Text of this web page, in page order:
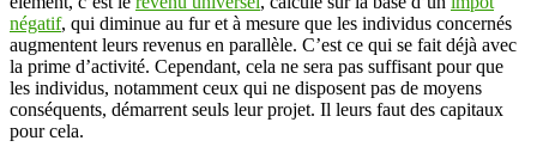
négatif, qui diminue au fur et à mesure que les individus concernés
augmentent leurs revenus en parallèle. C’est ce qui se fait déjà avec
la prime d’activité. Cependant, cela ne sera pas suffisant pour que
les individus, notamment ceux qui ne disposent pas de moyens
conséquents, démarrent seuls leur projet. Il leurs faut des capitaux
pour cela.